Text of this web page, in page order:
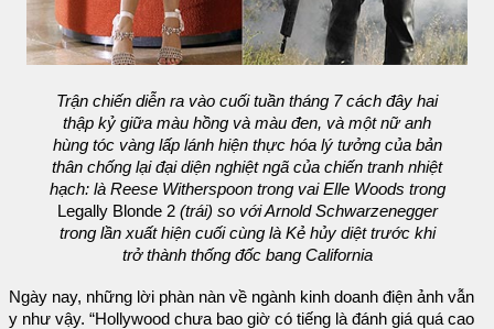
Trận chiến diễn ra vào cuối tuần tháng 7 cách đây hai
thập kỷ giữa màu hồng và màu đen, và một nữ anh
hùng tóc vàng lấp lánh hiện thực hóa lý tưởng của bản
thân chống lại đại diện nghiệt ngã của chiến tranh nhiệt
hạch: là Reese Witherspoon trong vai Elle Woods trong
Legally Blonde 2(trái) so với Arnold Schwarzenegger
trong lần xuất hiện cuối cùng là Kẻ hủy diệt trước khi
trở thành thống đốc bang California
Ngày nay, những lời phàn nàn về ngành kinh doanh điện ảnh vẫn
y như vậy. “Hollywood chưa bao giờ có tiếng là đánh giá quá cao